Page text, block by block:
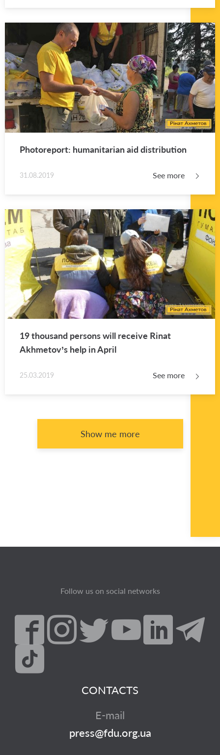
Pho­tore­port: hu­man­i­tar­ian aid dis­tri­b­u­tion
31.08.2019 See more
19 thou­sand per­sons will re­ceive Rinat
Akhme­tov’s help in April
25.03.2019 See more
Show me more
Follow us on social networks
CONTACTS
E-mail
press@fdu.org.ua